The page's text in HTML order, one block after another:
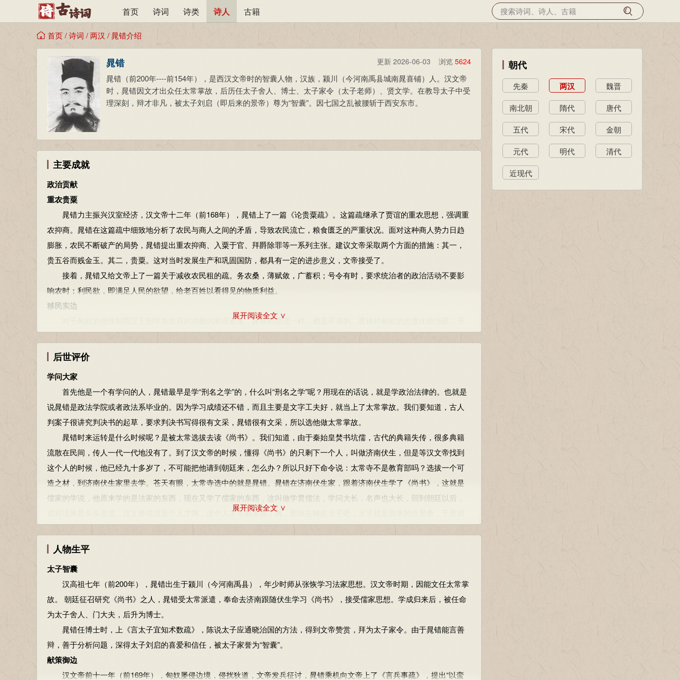
首页 诗词 诗类 诗人 古籍
首页/诗词 /两汉 /晁错介绍
更新 2026-06-03 浏览 5624
晁错
晁错（前200年----前154年），是西汉文帝时的智囊人物，汉族，颍川（今河南禹县城南晁喜铺）人。汉文帝
时，晁错因文才出众任太常掌故，后历任太子舍人、博士、太子家令（太子老师）、贤文学。在教导太子中受
理深刻，辩才非凡，被太子刘启（即后来的景帝）尊为“智囊”。因七国之乱被腰斩于西安东市。
主要成就
政治贡献
重农贵粟
晁错力主振兴汉室经济，汉文帝十二年（前168年），晁错上了一篇《论贵粟疏》。这篇疏继承了贾谊的重农思想，强调重
农抑商。晁错在这篇疏中细致地分析了农民与商人之间的矛盾，导致农民流亡，粮食匮乏的严重状况。面对这种商人势力日趋
膨胀，农民不断破产的局势，晁错提出重农抑商、入粟于官、拜爵除罪等一系列主张。建议文帝采取两个方面的措施：其一，
贵五谷而贱金玉。其二，贵粟。这对当时发展生产和巩固国防，都具有一定的进步意义，文帝接受了。
接着，晁错又给文帝上了一篇关于减收农民租的疏。务农桑，薄赋敛，广蓄积；号令有时，要求统治者的政治活动不要影
响农时；利民欲，即满足人民的欲望，给老百姓以看得见的物质利益。
移民实边
对于匈奴的侵扰和西汉王朝中央政府的消极的和亲政策，晁错和贾谊一样，都是不满的。晁错对匈奴的态度比较强硬，开
始主张武力平定， 此议不为文帝所接受后，他仍主张积极备战，提出移民实边的策略。
汉文帝前十一年（前169年），晁错给文帝上了一道《言兵事疏》。提出了以蛮夷攻蛮夷的观点。晁错并不是主张单纯地依
接着他又向文帝提出了积极防御的策略，即《守边劝农疏》和《募民实塞疏》。在《守边劝农疏》中，晁错分析了秦王朝
戍边政策的失误，分析了匈奴民族活动的特点。提出了徙民实边的主张。晁错的徙民实边的主张，属于一种积极的防御，被文
帝所采纳。为了使募民徙边的工作做得更好，晁错在《募民实塞疏》中又提出了两条建议：其一，对安置移民生活提出了具体
的措施。其二，要学习古代的方法，将移民按军事建制严格地组织起来。同时，晁错又在《论贵粟疏》中建议，全国百姓向边
塞输纳粮食，以换取一定爵位或用以赎罪，这叫纳粟授爵。这些由晁错主张或更定的措施，对汉初的经济发展和“文景之治”奠定
了重要的物质基础。
对晁错提出的移民实边、寓兵于农的政策，文帝立即付诸实施。这个政策不仅在当时起到防御匈奴的作用，而且开了历代
屯田政策的先河，对后世影响很大。汉武帝时赵充国实行军屯，三国时曹操的屯田政策，都是晁错移民实边政策的继承和发
展。
继承子孔子的大一统思想和法家限制、打击“父兄大臣”的思想，赞扬“高皇帝不用同姓为亲”的政策，坚决主张“削藩”，认为
“今削之亦反，不削亦反”，“削之，其反亟，祸小；不削之，其反迟，祸大”。
晁错的削藩主张是对贾谊众建诸侯而少其力思想的继承，然而其态度比贾谊更坚决。晁错始终抓住藩国中最强大也最危险
的吴国，不断进行揭露，态度坚决。同时，晁错不只是一个政论家，更是一位政治实践家。晁错不仅有削藩的言论，而且参与
了削藩的行动。在晁错的策划下，景帝削吴会稽、豫章郡。
吴楚七国叛乱平息后，景帝下令诸侯王不得继续治理封国，由皇帝派去官吏；改革诸侯国的官制，改丞相为相，裁去御史
大夫等大部官吏，使诸侯王失去了政治权力，中央政权的权力就大大加强，而诸侯王的力量就大大地削弱了。晁错虽然牺牲了
自己的生命，却极大地巩固了西汉王朝的中央政权，并为汉武帝以“推恩令”进一步解决诸侯王问题，创造了必要的条件。
文学成就
晁错是比贾谊稍后较重要的汉初政论散文家。他的文章立论深刻，逻辑严密，说服力强；文风朴素无华， 但质实恳切，被
展开阅读全文 ∨
后世评价
学问大家
首先他是一个有学问的人，晁错最早是学“刑名之学”的，什么叫“刑名之学”呢？用现在的话说，就是学政治法律的。也就是
说晁错是政法学院或者政法系毕业的。因为学习成绩还不错，而且主要是文字工夫好，就当上了太常掌故。我们要知道，古人
判案子很讲究判决书的起草，要求判决书写得很有文采，晁错很有文采，所以选他做太常掌故。
晁错时来运转是什么时候呢？是被太常选拔去读《尚书》。我们知道，由于秦始皇焚书坑儒，古代的典籍失传，很多典籍
流散在民间，传人一代一代地没有了。到了汉文帝的时候，懂得《尚书》的只剩下一个人，叫做济南伏生，但是等汉文帝找到
这个人的时候，他已经九十多岁了，不可能把他请到朝廷来，怎么办？所以只好下命令说：太常寺不是教育部吗？选拔一个可
造之材，到济南伏生家里去学。苍天有眼，太常寺选中的就是晁错。晁错在济南伏生家，跟着济南伏生学了《尚书》，这就是
儒家的学说，他原来学的是法家的东西，现在又学了儒家的东西，这叫做学贯儒法，学问大长，名声也大长，回到朝廷以后，
说起话来是头头是道。汉文帝说这是个人才啊，这个人才不能浪费了啊，那就去辅佐太子吧，太子就是后来的汉景帝，于是就
任命晁错做了太子舍人，后来又做了太子门大夫，后来做到太子家令，太子家令是个什么级别呢？算是一个中层干部。
智慧之人
管事儿，他没什么事儿做，晁错又一肚子学问，就天天跟太子谈学问，谈得太子对他有点崇拜，经常和他坐而论道。太子的家
人也对他有点崇拜，就给他起了个外号叫“智囊”。
晁错是一个有学问的人，他也是一个有思想的人，他非常关心国家大事，他虽然在太子府里面做一个家令，或者还只是做
一个门大夫等等，官职不大，但是“位卑未敢忘忧国”，他时常研究国家大事，向汉文帝提出各种各样的建议，他给汉景帝上了好
几道疏文，其中最有名的是谈两件事情的：一件事情是守边，一件事情是劝农，这篇疏文后来被收入《汉书》的时候被分成两
部分，一部分收入晁错的本传，一部分收入《食货志》，收入《食货志》的后来被命名为《论贵粟疏》。《论贵粟疏》是一篇
有名的文章。所以从这个角度讲，晁错，他又是一个有思想的人、有办法的人，还是一个不甘寂寞的人。正因为他是一个有学
展开阅读全文 ∨
人物生平
太子智囊
汉高祖七年（前200年），晁错出生于颍川（今河南禹县），年少时师从张恢学习法家思想。汉文帝时期，因能文任太常掌
故。 朝廷征召研究《尚书》之人，晁错受太常派遣，奉命去济南跟随伏生学习《尚书》，接受儒家思想。学成归来后，被任命
为太子舍人、门大夫，后升为博士。
晁错任博士时，上《言太子宜知术数疏》，陈说太子应通晓治国的方法，得到文帝赞赏，拜为太子家令。由于晁错能言善
辩，善于分析问题，深得太子刘启的喜爱和信任，被太子家誉为“智囊”。
献策御边
汉文帝前十一年（前169年），匈奴屡侵边境，侵扰狄道，文帝发兵征讨，晁错乘机向文帝上了《言兵事疏》，提出“以蛮
朝代
先秦 两汉 魏晋
南北朝 隋代 唐代
五代 宋代 金朝
元代 明代 清代
近现代